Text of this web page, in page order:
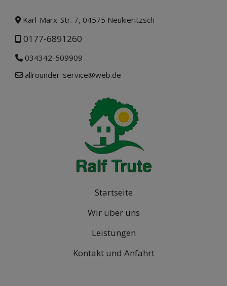
Karl-Marx-Str. 7, 04575 Neukieritzsch
0177-6891260
034342-509909
allrounder-service@web.de
Startseite
Wir über uns
Leistungen
Kontakt und Anfahrt